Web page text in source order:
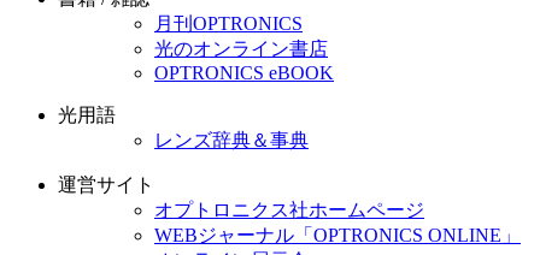
月刊OPTRONICS
光のオンライン書店
OPTRONICS eBOOK
光用語
レンズ辞典＆事典
運営サイト
オプトロニクス社ホームページ
WEBジャーナル「OPTRONICS ONLINE」